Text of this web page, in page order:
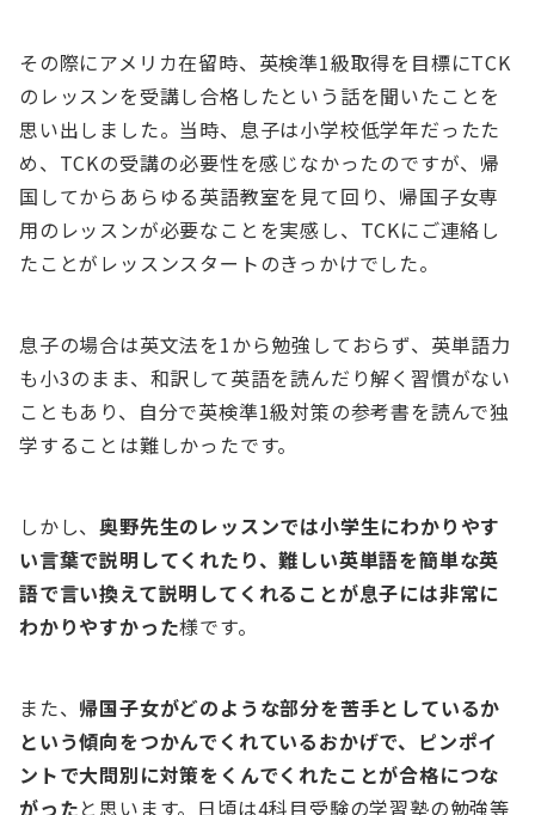
その際にアメリカ在留時、英検準1級取得を目標にTCK
のレッスンを受講し合格したという話を聞いたことを
思い出しました。当時、息子は小学校低学年だったた
め、TCKの受講の必要性を感じなかったのですが、帰
国してからあらゆる英語教室を見て回り、帰国子女専
用のレッスンが必要なことを実感し、TCKにご連絡し
たことがレッスンスタートのきっかけでした。
息子の場合は英文法を1から勉強しておらず、英単語力
も小3のまま、和訳して英語を読んだり解く習慣がない
こともあり、自分で英検準1級対策の参考書を読んで独
学することは難しかったです。
しかし、奥野先生のレッスンでは小学生にわかりやす
い言葉で説明してくれたり、難しい英単語を簡単な英
語で言い換えて説明してくれることが息子には非常に
わかりやすかった様です。
また、 帰国子女がどのような部分を苦手としているか
という傾向をつかんでくれているおかげで、ピンポイ
ントで大問別に対策をくんでくれたことが合格につな
がったと思います。日頃は4科目受験の学習塾の勉強等